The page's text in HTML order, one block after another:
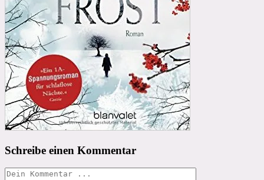
Schreibe einen Kommentar
Kommentieren